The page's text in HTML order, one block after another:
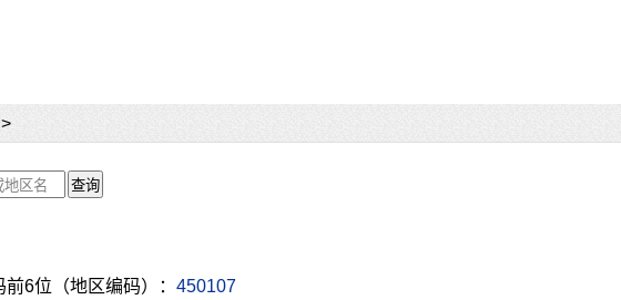
>
6位（地区编码）： 450107